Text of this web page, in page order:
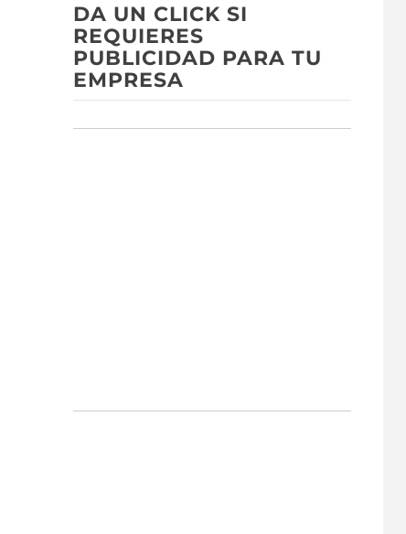
DA UN CLICK SI
REQUIERES
PUBLICIDAD PARA TU
EMPRESA